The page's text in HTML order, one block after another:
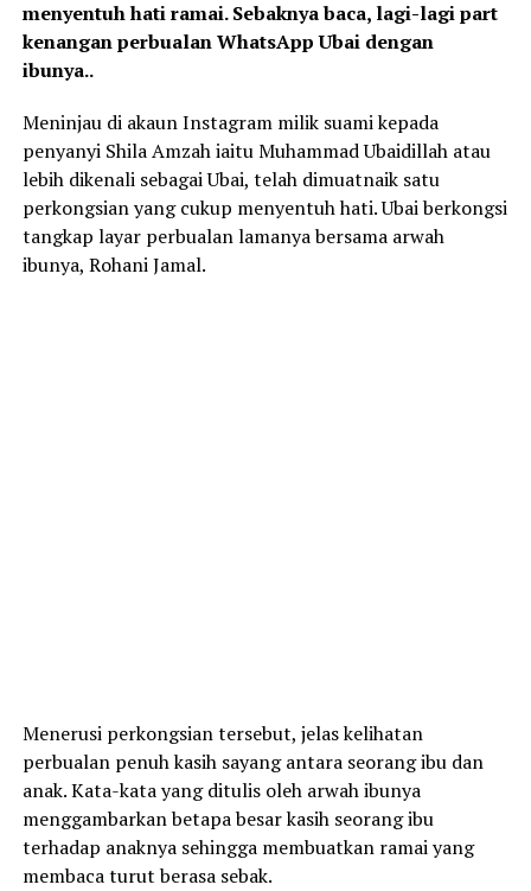
menyentuh hati ramai. Sebaknya baca, lagi-lagi part
kenangan perbualan WhatsApp Ubai dengan
ibunya..
Meninjau di akaun Instagram milik suami kepada
penyanyi Shila AmzahiaituMuhammad Ubaidillahatau
lebih dikenali sebagaiUbai, telah dimuatnaik satu
perkongsian yang cukup menyentuh hati. Ubai berkongsi
tangkap layar perbualan lamanya bersama arwah
ibunya, Rohani Jamal.
Menerusi perkongsian tersebut, jelas kelihatan
perbualan penuh kasih sayang antara seorang ibu dan
anak. Kata-kata yang ditulis oleh arwah ibunya
menggambarkan betapa besar kasih seorang ibu
terhadap anaknya sehingga membuatkan ramai yang
membaca turut berasa sebak.